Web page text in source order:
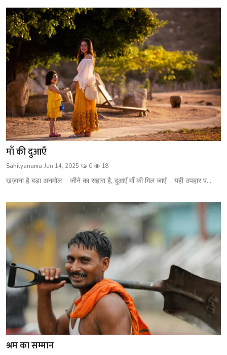
माँ की दुआएँ
Sahityanama Jun 14, 2025 0 18
ख़ज़ाना है बड़ा अनमोल जीने का सहारा है, दुआएँ माँ की मिल जाएँ यही उपहार प...
श्रम का सम्मान